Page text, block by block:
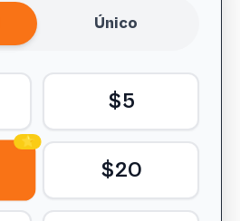
Único
$5
⭐
$20